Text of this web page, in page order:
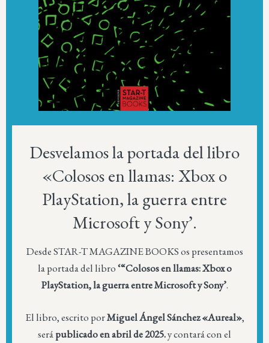
Desvelamos la portada del libro
«Colosos en llamas: Xbox o
PlayStation, la guerra entre
Microsoft y Sony’.
Desde STAR-T MAGAZINE BOOKS os presentamos
la portada del libro‘“Colosos en llamas: Xbox o
PlayStation, la guerra entre Microsoft y Sony’.
El libro, escrito porMiguel Ángel Sánchez «Aureal»,
serápublicado en abril de 2025.y contará con el